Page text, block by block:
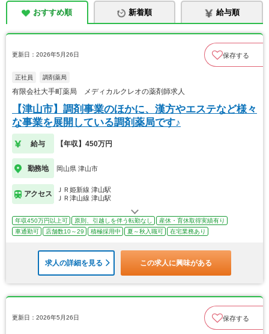
おすすめ順 新着順 給与順
更新日：2026年5月26日 保存する
正社員 調剤薬局
有限会社大手町薬局 メディカルクレオの薬剤師求人
【津山市】調剤事業のほかに、漢方やエステなど様々
な事業を展開している調剤薬局です♪
給与 【年収】450万円
勤務地 岡山県 津山市
アクセス
ＪＲ姫新線 津山駅
ＪＲ津山線 津山駅
年収450万円以上可 原則、引越しを伴う転勤なし
産休・育休取得実績有り
車通勤可
店舗数10～29 積極採用中 夏～秋入職可 在宅業務あり
求人の詳細を見る この求人に興味がある
更新日：2026年5月26日 保存する